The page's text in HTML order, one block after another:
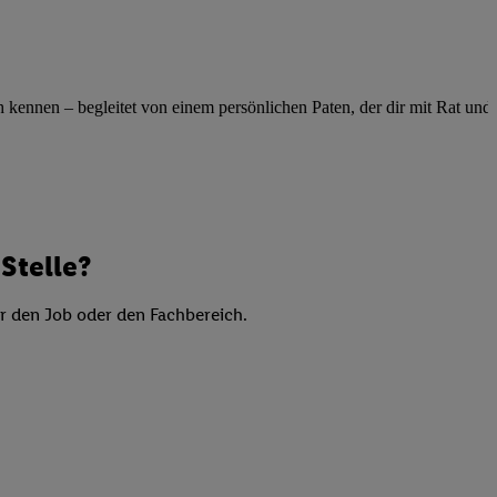
– begleitet von einem persönlichen Paten, der dir mit Rat und
Job oder den Fachbereich.
Quellen,
Analyse
Verwendung
von Profilen